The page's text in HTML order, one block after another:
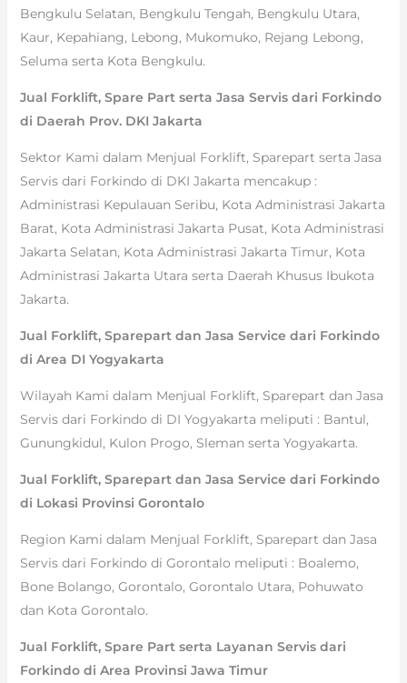
Bengkulu Selatan, Bengkulu Tengah, Bengkulu Utara,
Kaur, Kepahiang, Lebong, Mukomuko, Rejang Lebong,
Seluma serta Kota Bengkulu.
Jual Forklift, Spare Part serta Jasa Servis dari Forkindo
di Daerah Prov. DKI Jakarta
Sektor Kami dalam Menjual Forklift, Sparepart serta Jasa
Servis dari Forkindo di DKI Jakarta mencakup :
Administrasi Kepulauan Seribu, Kota Administrasi Jakarta
Barat, Kota Administrasi Jakarta Pusat, Kota Administrasi
Jakarta Selatan, Kota Administrasi Jakarta Timur, Kota
Administrasi Jakarta Utara serta Daerah Khusus Ibukota
Jakarta.
Jual Forklift, Sparepart dan Jasa Service dari Forkindo
di Area DI Yogyakarta
Wilayah Kami dalam Menjual Forklift, Sparepart dan Jasa
Servis dari Forkindo di DI Yogyakarta meliputi : Bantul,
Gunungkidul, Kulon Progo, Sleman serta Yogyakarta.
Jual Forklift, Sparepart dan Jasa Service dari Forkindo
di Lokasi Provinsi Gorontalo
Region Kami dalam Menjual Forklift, Sparepart dan Jasa
Servis dari Forkindo di Gorontalo meliputi : Boalemo,
Bone Bolango, Gorontalo, Gorontalo Utara, Pohuwato
dan Kota Gorontalo.
Jual Forklift, Spare Part serta Layanan Servis dari
Forkindo di Area Provinsi Jawa Timur